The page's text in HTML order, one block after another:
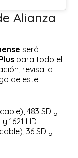
Alianza
será
para todo el
revisa la
de este
483 SD y
1621 HD
36 SD y